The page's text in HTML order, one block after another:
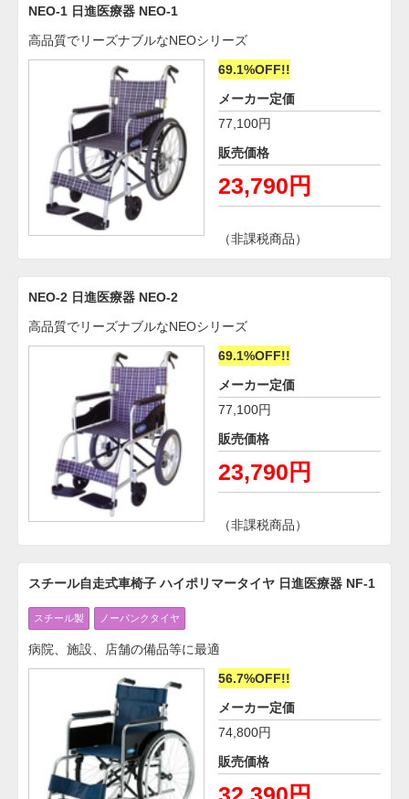
NEO-1 日進医療器 NEO-1
高品質でリーズナブルなNEOシリーズ
69.1%OFF!!
メーカー定価
77,100円
販売価格
23,790円
（非課税商品）
NEO-2 日進医療器 NEO-2
高品質でリーズナブルなNEOシリーズ
69.1%OFF!!
メーカー定価
77,100円
販売価格
23,790円
（非課税商品）
スチール自走式車椅子 ハイポリマータイヤ 日進医療器 NF-1
スチール製 ノーパンクタイヤ
病院、施設、店舗の備品等に最適
56.7%OFF!!
メーカー定価
74,800円
販売価格